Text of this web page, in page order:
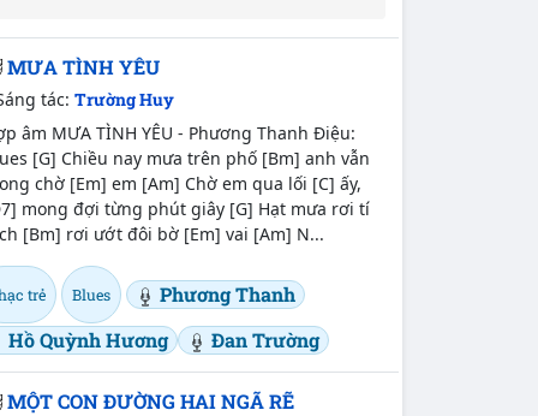
MƯA TÌNH YÊU
tác:Trường Huy
âm MƯA TÌNH YÊU - Phương Thanh Điệu:
[G] Chiều nay mưa trên phố [Bm] anh vẫn
chờ [Em] em [Am] Chờ em qua lối [C] ấy,
mong đợi từng phút giây [G] Hạt mưa rơi tí
[Bm] rơi ướt đôi bờ [Em] vai [Am] N...
trẻ Blues
Phương Thanh
Hồ Quỳnh Hương
Đan Trường
MỘT CON ĐƯỜNG HAI NGÃ RẼ